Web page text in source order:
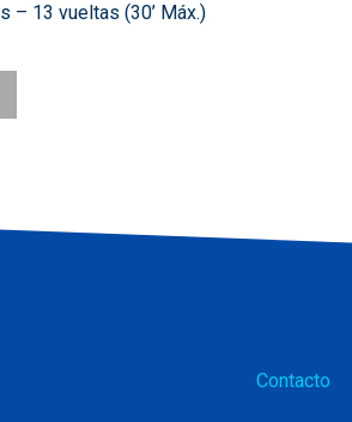
– 13 vueltas (30’ Máx.)
Contacto